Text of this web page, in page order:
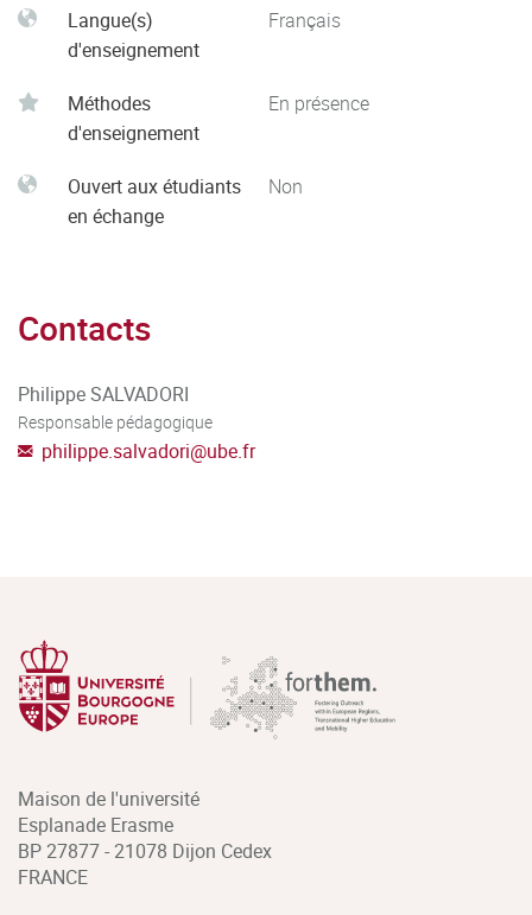
Langue(s)
d'enseignement
Français
Méthodes
d'enseignement
En présence
Ouvert aux étudiants
en échange
Non
Contacts
Philippe SALVADORI
Responsable pédagogique
philippe.salvadori@ube.fr
Maison de l'université
Esplanade Erasme
BP 27877 - 21078 Dijon Cedex
FRANCE